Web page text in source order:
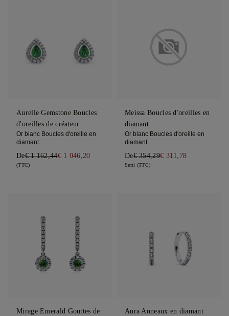
Aurelle Gemstone Boucles
d'oreilles de créateur
Or blanc Boucles d'oreille en
diamant
De€ 1 162,44€ 1 046,20
(TTC)
Meissa Boucles d'oreilles en
diamant
Or blanc Boucles d'oreille en
diamant
De€ 354,29€ 311,78
Serti (TTC)
Mirage Emerald Gouttes de
Aura Anneaux en diamant